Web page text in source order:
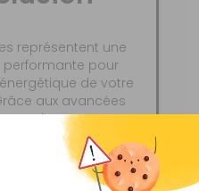
représentent une
pour
de votre
aux avancées
que les panneaux
et shingled, il est
l’utilisation de
en réduisant